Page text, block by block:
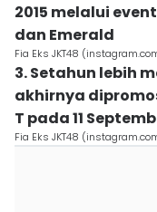
2015 melalui
dan Emerald
Fia Eks JKT48
3. Setahun lebih
akhirnya
T pada 11
Fia Eks JKT48